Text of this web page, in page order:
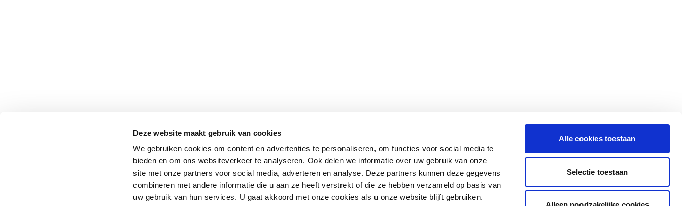
Deze website maakt gebruik van cookies
We gebruiken cookies om content en advertenties te personaliseren, om functies voor social media te
bieden en om ons websiteverkeer te analyseren. Ook delen we informatie over uw gebruik van onze
site met onze partners voor social media, adverteren en analyse. Deze partners kunnen deze gegevens
combineren met andere informatie die u aan ze heeft verstrekt of die ze hebben verzameld op basis van
uw gebruik van hun services. U gaat akkoord met onze cookies als u onze website blijft gebruiken.
Alle cookies toestaan
Selectie toestaan